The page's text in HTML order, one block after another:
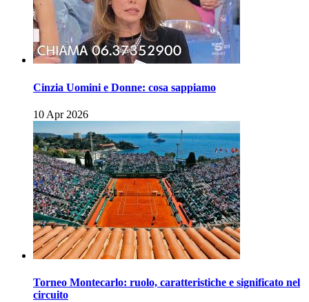
Cinzia Uomini e Donne: cosa sappiamo
10 Apr 2026
Torneo Montecarlo: ruolo, caratteristiche e significato nel
circuito